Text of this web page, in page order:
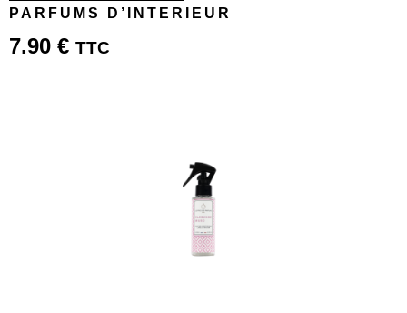
PARFUMS D’INTERIEUR
7.90 € TTC